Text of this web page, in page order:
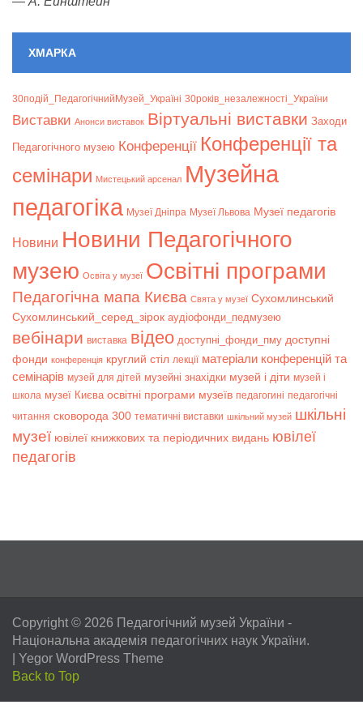
ХМАРКА
30подій_ПедагогічнийМузей_Україні 30років_незалежності_України
Bиставки Анонси виставок Віртуальні виставки Заходи
Педагогічного музею Конференції Конференції та
семінари Мистецький арсенал Музейна
педагогіка Музеї Дніпра Музеї Львова Музеї педагогів
Новини Новини Педагогічного
музею Освіта у музеї Освітні програми
Педагогічна мапа Києва Свята у музеї Сухомлинський
Сухомлинський_серед_зірок аудіофонди_педмузею
вебінари виставка відео доступні_фонди_пму доступні
фонди конференція круглий стіл лекції матеріали конференцій та
семінарів музей для дітей музейні знахідки музей і діти музей і
школа музеї Києва освітні програми музеїв педагогині педагогічні
читання сковорода 300 тематичні виставки шкільний музей шкільні
музеї ювілеї книжкових та періодичних видань ювілеї
педагогів
Copyright © 2026 Педагогічний музей України -
Національна академія педагогічних наук України.
Yegor WordPress Theme
Back to Top